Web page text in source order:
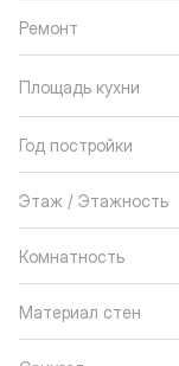
Ремонт
Площадь кухни
Год постройки
Этаж / Этажность
Комнатность
Материал стен